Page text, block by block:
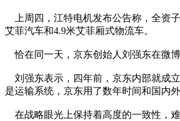
上周四，江特电机发布公告称，全资
艾菲汽车和4.9米艾菲厢式物流车。
恰在同一天，京东创始人刘强东在微
刘强东表示，四年前，京东内部就成
是运输系统，京东用了数年时间和国内
在战略眼光上保持着高度的一致性，